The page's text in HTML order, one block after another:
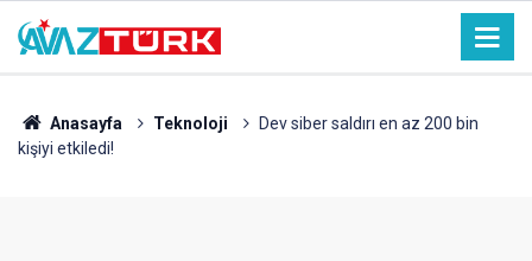
Anasayfa Teknoloji
Dev siber saldırı en az 200 bin
kişiyi etkiledi!